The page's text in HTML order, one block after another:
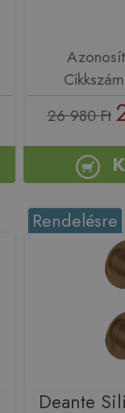
26 980 Ft
Rendelésre
Deante